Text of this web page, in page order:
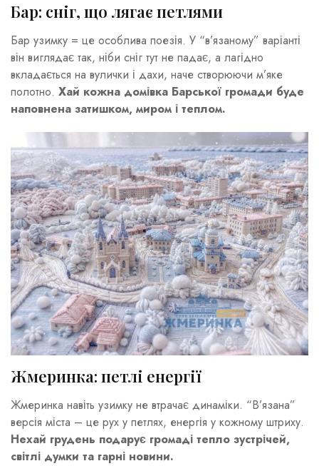
Бар: сніг, що лягає петлями
Бар узимку = це особлива поезія. У “в’язаному” варіанті
він виглядає так, ніби сніг тут не падає, а лагідно
вкладається на вулички і дахи, наче створюючи м’яке
полотно. Хай кожна домівка Барської громади буде
наповнена затишком, миром і теплом.
Жмеринка: петлі енергії
Жмеринка навіть узимку не втрачає динаміки. “В’язана”
версія міста – це рух у петлях, енергія у кожному штриху.
Нехай грудень подарує громаді тепло зустрічей,
світлі думки та гарні новини.